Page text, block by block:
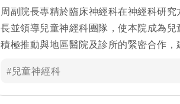
周副院長專精於臨床神經科在神經科研
長並領導兒童神經科團隊，使本院成為
積極推動與地區醫院及診所的緊密合作
症等急重症與疑難病患提供全面且精準的
#兒童神經科